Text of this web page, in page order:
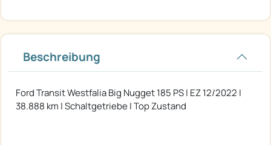
Beschreibung
Ford Transit Westfalia Big Nugget 185 PS | EZ 12/2022 |
38.888 km | Schaltgetriebe | Top Zustand